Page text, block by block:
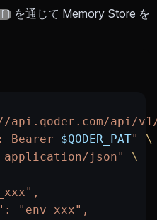
を通じて Memory Store を
api/
Bearer $QODER_PAT"
\
application/json"
\
"env_xxx",